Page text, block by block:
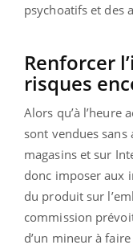
psychoatifs et des
Renforcer
risques
Alors qu’à l’heure
sont vendues
magasins et sur
donc imposer aux
du produit sur
commission
d’un mineur à